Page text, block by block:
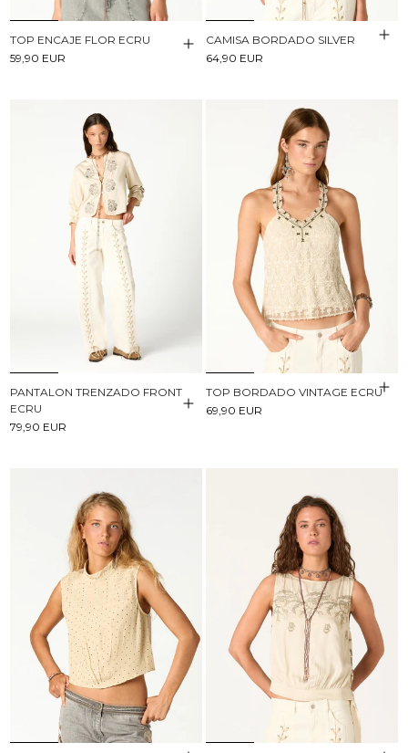
TOP ENCAJE FLOR ECRU
59,90 EUR
CAMISA BORDADO SILVER
64,90 EUR
PANTALON TRENZADO FRONT
ECRU
79,90 EUR
TOP BORDADO VINTAGE ECRU
69,90 EUR